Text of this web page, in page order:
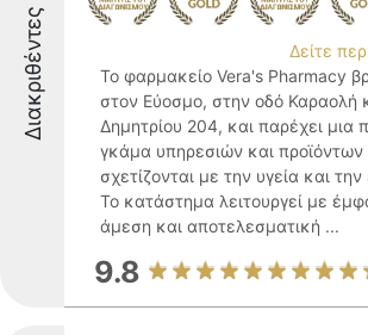
Διακριθέντες
Δείτε
Το φαρμακείο Vera's Pharmacy
στον Εύοσμο, στην οδό Καραολή
Δημητρίου 204, και παρέχει μια
γκάμα υπηρεσιών και προϊόντων
σχετίζονται με την υγεία και την
Το κατάστημα λειτουργεί με
άμεση και αποτελεσματική ...
9.8